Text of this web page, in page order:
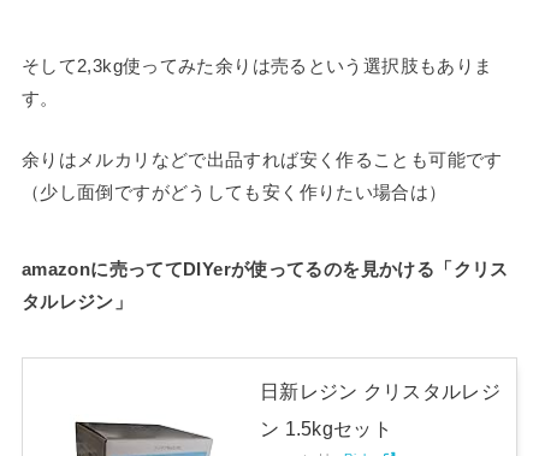
そして2,3kg使ってみた余りは売るという選択肢もありま
す。
余りはメルカリなどで出品すれば安く作ることも可能です
（少し面倒ですがどうしても安く作りたい場合は）
amazonに売っててDIYerが使ってるのを見かける「クリス
タルレジン」
日新レジン クリスタルレジ
ン 1.5kgセット